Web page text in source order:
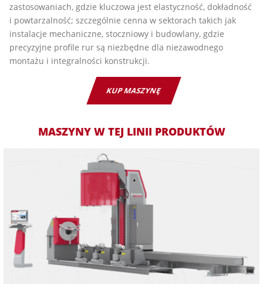
zastosowaniach, gdzie kluczowa jest elastyczność, dokładność
i powtarzalność; szczególnie cenna w sektorach takich jak
instalacje mechaniczne, stoczniowy i budowlany, gdzie
precyzyjne profile rur są niezbędne dla niezawodnego
montażu i integralności konstrukcji.
KUP MASZYNĘ
MASZYNY W TEJ LINII PRODUKTÓW